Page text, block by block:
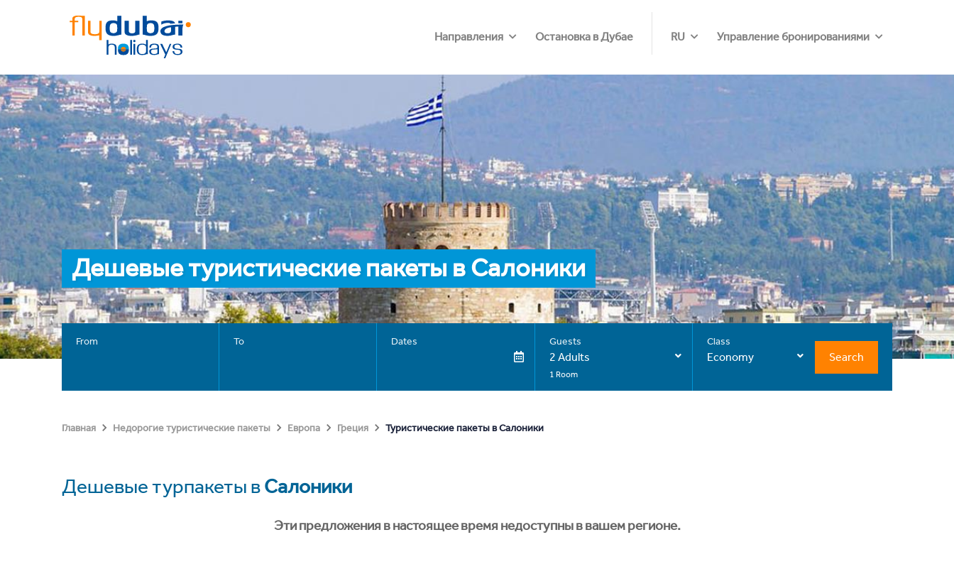
Направления Остановка в Дубае RU Управление бронированиями
Дешевые туристические пакеты в Салоники
From To Dates Guests
2 Adults
1 Room
Class
Economy Search
Главная Недорогие туристические пакеты Европа Греция Туристические пакеты в Салоники
Дешевые турпакеты вСалоники
Эти предложения в настоящее время недоступны в вашем регионе.